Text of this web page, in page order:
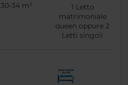
30-34 m² 1 Letto
matrimoniale
queen oppure2
Letti singoli